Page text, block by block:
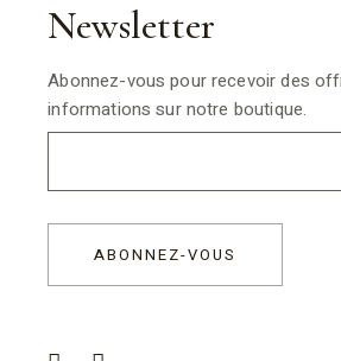
Newsletter
Abonnez-vous pour recevoir des
informations sur notre boutique.